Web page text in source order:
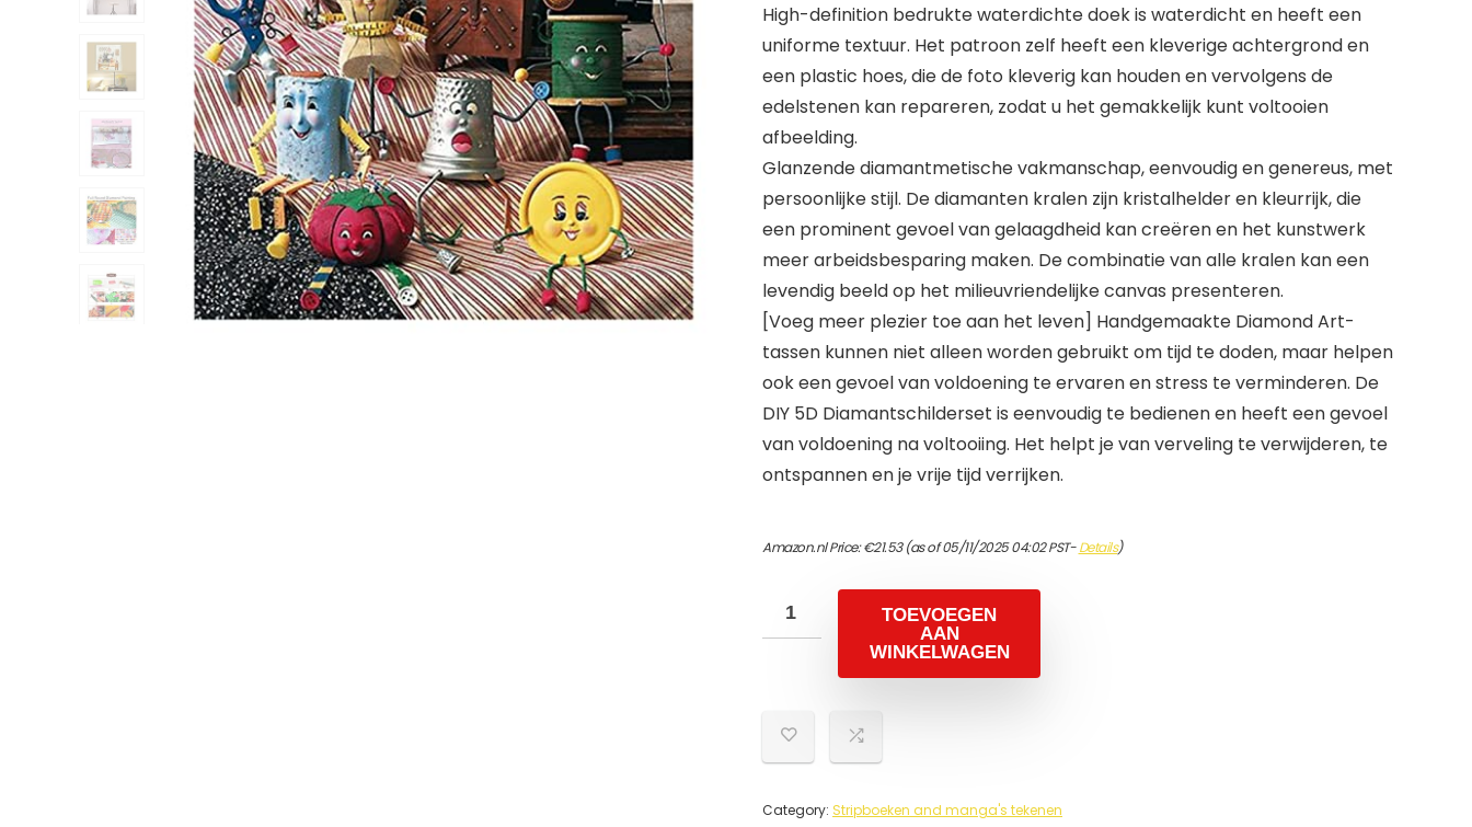
High-definition bedrukte waterdichte doek is waterdicht en heeft een
uniforme textuur. Het patroon zelf heeft een kleverige achtergrond en
een plastic hoes, die de foto kleverig kan houden en vervolgens de
edelstenen kan repareren, zodat u het gemakkelijk kunt voltooien
afbeelding.
Glanzende diamantmetische vakmanschap, eenvoudig en genereus, met
persoonlijke stijl. De diamanten kralen zijn kristalhelder en kleurrijk, die
een prominent gevoel van gelaagdheid kan creëren en het kunstwerk
meer arbeidsbesparing maken. De combinatie van alle kralen kan een
levendig beeld op het milieuvriendelijke canvas presenteren.
[Voeg meer plezier toe aan het leven] Handgemaakte Diamond Art-
tassen kunnen niet alleen worden gebruikt om tijd te doden, maar helpen
ook een gevoel van voldoening te ervaren en stress te verminderen. De
DIY 5D Diamantschilderset is eenvoudig te bedienen en heeft een gevoel
van voldoening na voltooiing. Het helpt je van verveling te verwijderen, te
ontspannen en je vrije tijd verrijken.
Amazon.nl Price:€21.53(as of 05/11/2025 04:02 PST-Details)
TOEVOEGEN
AAN
WINKELWAGEN
Category: Stripboeken and manga's tekenen